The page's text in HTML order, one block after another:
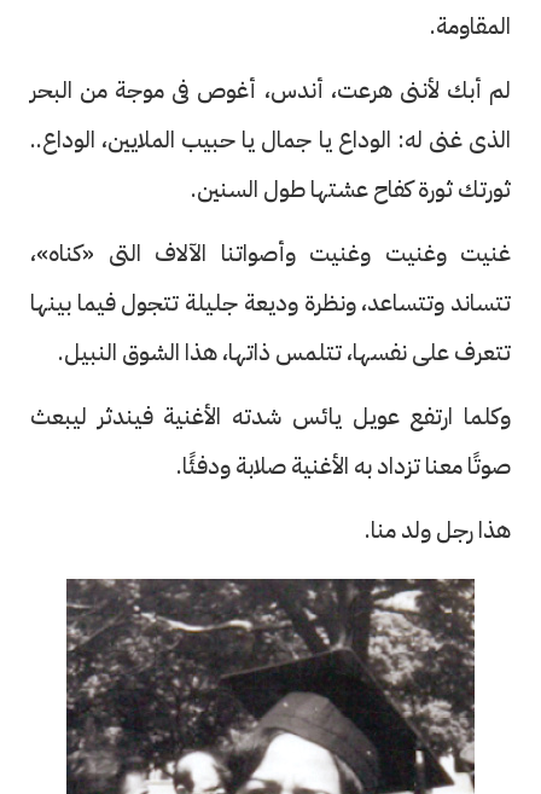
المقاومة.
لم أبك لأننى هرعت، أندس، أغوص فى موجة من البحر
الذى غنى له: الوداع يا جمال يا حبيب الملايين، الوداع..
ثورتك ثورة كفاح عشتها طول السنين.
غنيت وغنيت وغنيت وأصواتنا الآلاف التى «كناه»،
تتساند وتتساعد، ونظرة وديعة جليلة تتجول فيما بينها
تتعرف على نفسها، تتلمس ذاتها، هذا الشوق النبيل.
وكلما ارتفع عويل يائس شدته الأغنية فيندثر ليبعث
صوتًا معنا تزداد به الأغنية صلابة ودفئًا.
هذا رجل ولد منا.